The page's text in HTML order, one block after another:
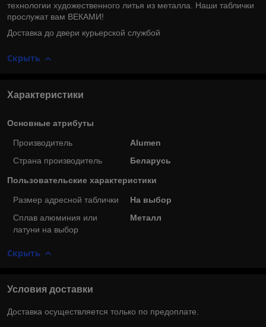
технологии художественного литья из металла. Наши таблички
прослужат вам ВЕКАМИ!
Доставка до двери курьерской службой
Скрыть
Характеристики
Основные атрибуты
Производитель
Alumen
Страна производитель
Беларусь
Пользовательские характеристики
Размер адресной таблички
На выбор
Сплав алюминия или
латуни на выбор
Металл
Скрыть
Условия доставки
Доставка осуществляется только по предоплате.